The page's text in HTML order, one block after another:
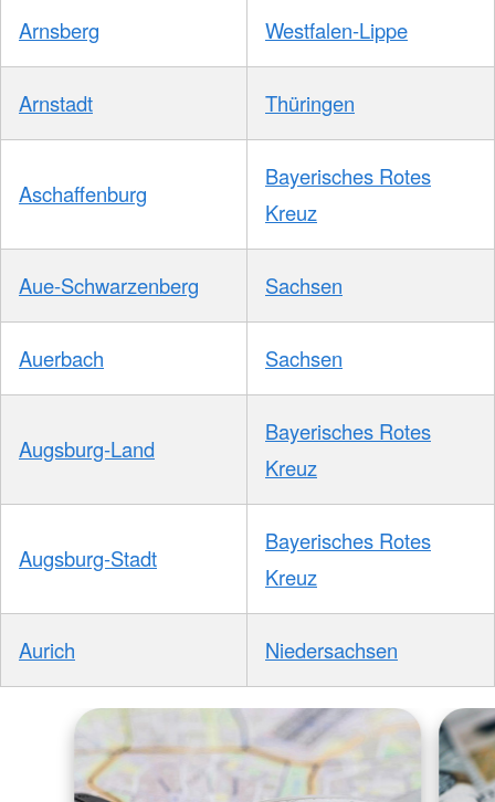
Arnsberg Westfalen-Lippe
Arnstadt Thüringen
Aschaffenburg
Bayerisches Rotes
Kreuz
Aue-Schwarzenberg Sachsen
Auerbach Sachsen
Augsburg-Land
Bayerisches Rotes
Kreuz
Augsburg-Stadt
Bayerisches Rotes
Kreuz
Aurich Niedersachsen